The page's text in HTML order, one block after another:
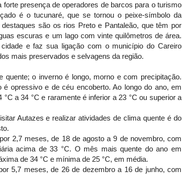
presença de operadores de barcos para o turismo
é o tucunaré, que se tornou o peixe-símbolo da
são os rios Preto e Pantaleão, que têm por
escuras e um lago com vinte quilômetros de área.
e faz sua ligação com o município do Careiro
mais preservados e selvagens da região.
quente; o inverno é longo, morno e com precipitação.
é opressivo e de céu encoberto. Ao longo do ano, em
a 34 °C e raramente é inferior a 23 °C ou superior a
Autazes e realizar atividades de clima quente é do
2,7 meses, de 18 de agosto a 9 de novembro, com
acima de 33 °C. O mês mais quente do ano em
de 34 °C e mínima de 25 °C, em média.
5,7 meses, de 26 de dezembro a 16 de junho, com